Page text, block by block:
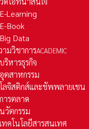
E-Learning
E-Book
Big Data
มวิชาการACADEMIC
บริหารธุรกิจ
อุตสาหกรรม
โลจิสติกส์และชัพพลายเชน
การตลาด
นวัตกรรม
เทคโนโลยีสารสนเทศ